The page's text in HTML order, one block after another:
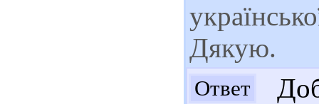
Дякую.
Ответ